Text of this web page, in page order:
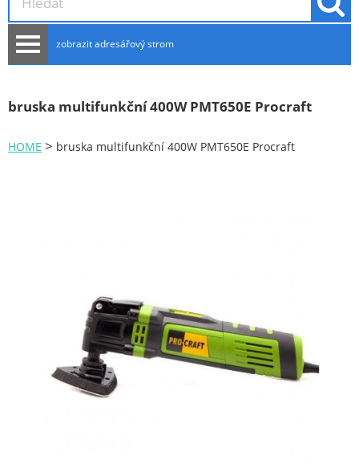
zobrazit adresářový strom
NOVINKY
NÁBYTEK - spojovací materiál a příslušenství
Ploty a pletiva
Úložné boxy na nářadí
Ochranné pomůcky
bruska multifunkční 400W PMT650E Procraft
HOME > bruska multifunkční 400W PMT650E Procraft